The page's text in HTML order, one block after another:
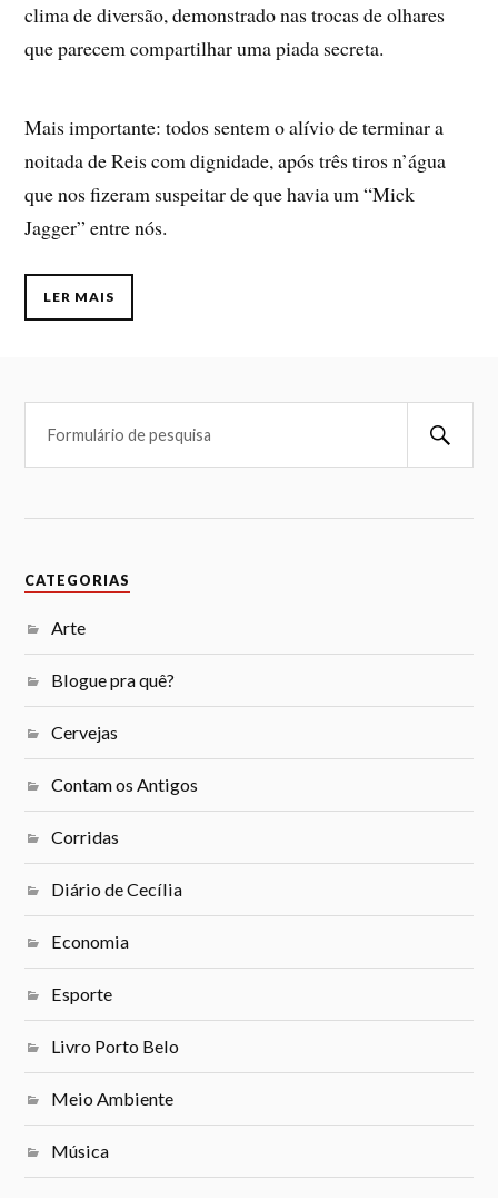
clima de diversão, demonstrado nas trocas de olhares
que parecem compartilhar uma piada secreta.
Mais importante: todos sentem o alívio de terminar a
noitada de Reis com dignidade, após três tiros n’água
que nos fizeram suspeitar de que havia um “Mick
Jagger” entre nós.
LER MAIS
CATEGORIAS
Arte
Blogue pra quê?
Cervejas
Contam os Antigos
Corridas
Diário de Cecília
Economia
Esporte
Livro Porto Belo
Meio Ambiente
Música